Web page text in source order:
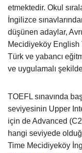
etmektedir. Okul
İngilizce
düşünen adaylar,
Mecidiyeköy English
Türk ve yabancı
ve uygulamalı
TOEFL sınavında
seviyesinin Upper
için de Advanced
hangi seviyede
Time Mecidiyeköy